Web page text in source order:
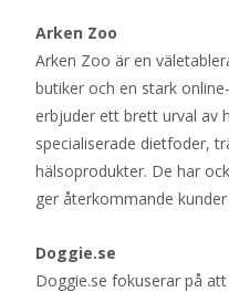
Arken Zoo
Arken Zoo är en
butiker och en stark
erbjuder ett brett urval av
specialiserade dietfoder,
hälsoprodukter. De har
ger återkommande
Doggie.se
Doggie.se fokuserar på